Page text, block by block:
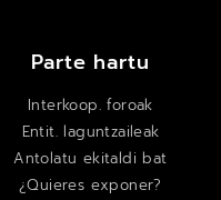
Parte hartu
Interkoop. foroak
Entit. laguntzaileak
Antolatu ekitaldi bat
¿Quieres exponer?